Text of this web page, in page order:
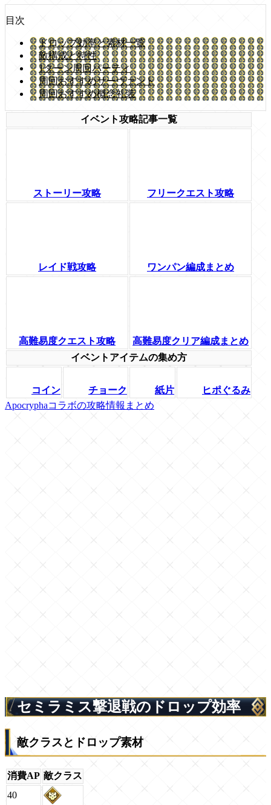
目次
ドロップ効率と素材一覧
敵構成と特性
1ターン周回パーティ
周回おすすめサーヴァント
周回おすすめ概念礼装
イベント攻略記事一覧
ストーリー攻略 フリークエスト攻略
レイド戦攻略 ワンパン編成まとめ
高難易度クエスト攻略
高難易度クリア編成まとめ
イベントアイテムの集め方
コイン チョーク 紙片
ヒポぐるみ
Apocryphaコラボの攻略情報まとめ
セミラミス撃退戦のドロップ効率
敵クラスとドロップ素材
消費AP 敵クラス
40